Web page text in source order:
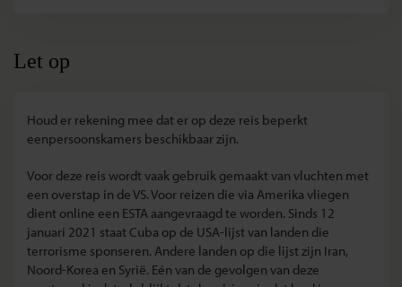
Let op
Houd er rekening mee dat er op deze reis beperkt
eenpersoonskamers beschikbaar zijn.
Voor deze reis wordt vaak gebruik gemaakt van vluchten met
een overstap in de VS. Voor reizen die via Amerika vliegen
dient online een ESTA aangevraagd te worden. Sinds 12
januari 2021 staat Cuba op de USA-lijst van landen die
terrorisme sponseren. Andere landen op die lijst zijn Iran,
Noord-Korea en Syrië. Eén van de gevolgen van deze